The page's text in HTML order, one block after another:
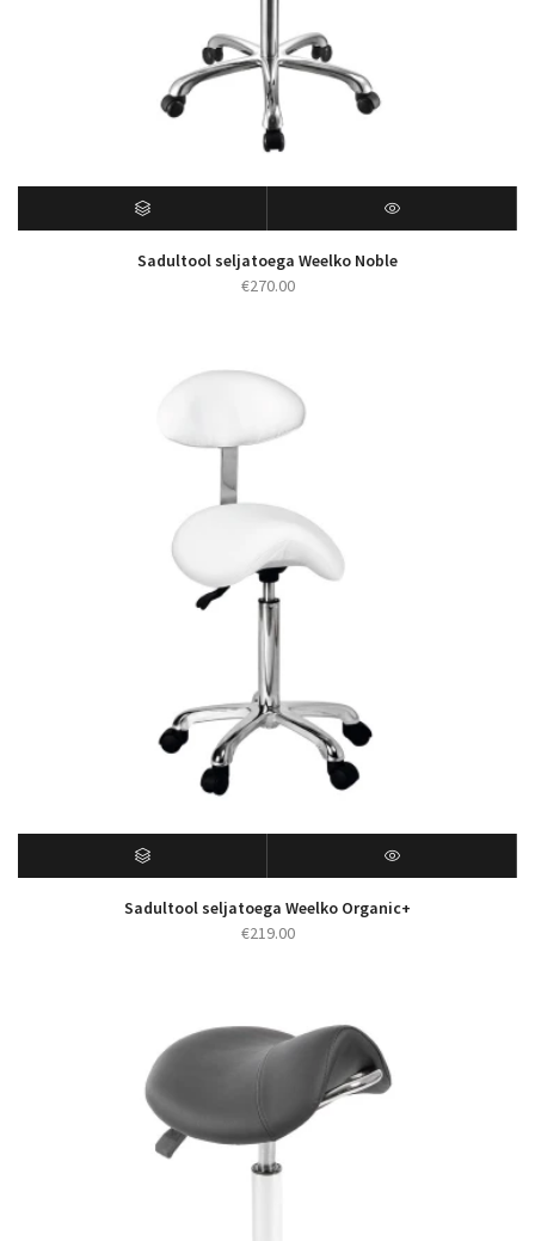
Sadultool seljatoega Weelko Noble
€270.00
Sadultool seljatoega Weelko Organic+
€219.00